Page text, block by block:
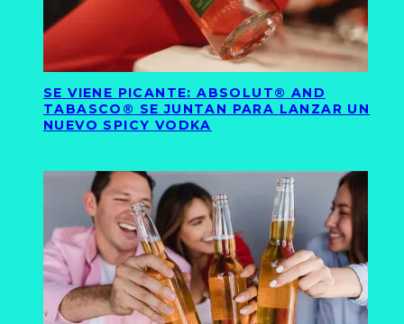
SE VIENE PICANTE: ABSOLUT® AND
TABASCO® SE JUNTAN PARA LANZAR UN
NUEVO SPICY VODKA